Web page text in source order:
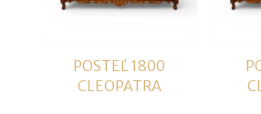
POSTEĽ 1800
CLEOPATRA